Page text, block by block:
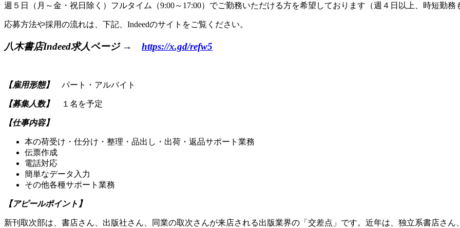
週５日（月～金・祝日除く）フルタイム（9:00～17:00）でご勤務いただける方を希望しております（週４日以上、時短勤務
応募方法や採用の流れは、下記、Indeedのサイトをご覧ください。
八木書店Indeed求人ページ → https://x.gd/refw5
【雇用形態】 パート・アルバイト
【募集人数】 １名を予定
【仕事内容】
本の荷受け・仕分け・整理・品出し・出荷・返品サポート業務
伝票作成
電話対応
簡単なデータ入力
その他各種サポート業務
【アピールポイント】
新刊取次部は、書店さん、出版社さん、同業の取次さんが来店される出版業界の「交差点」です。近年は、独立系書店さ